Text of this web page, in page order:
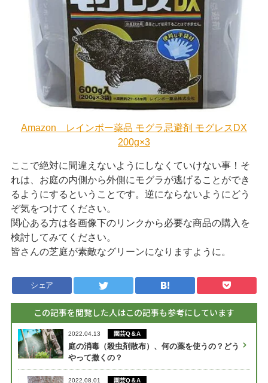
Amazon レインボー薬品 モグラ忌避剤 モグレスDX
200g×3
ここで絶対に間違えないようにしなくていけない事！そ
れは、お庭の内側から外側にモグラが逃げることができ
るようにするということです。逆にならないようにどう
ぞ気をつけてください。
関心ある方は各画像下のリンクから必要な商品の購入を
検討してみてください。
皆さんの芝庭が素敵なグリーンになりますように。
シェア
この記事を閲覧した人はこの記事も参考にしています
2022.04.13 園芸Q＆A
庭の消毒（殺虫剤散布）、何の薬を使うの？どう
やって撒くの？
2022.08.01 園芸Q＆A